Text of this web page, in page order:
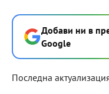
Добави ни в
Google
Последна